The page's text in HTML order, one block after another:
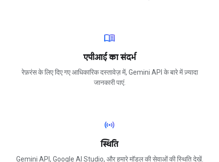
menu_book
एपीआई का संदर्भ
रेफ़रंस के लिए दिए गए आधिकारिक दस्तावेज़ में, Gemini API के बारे में ज़्यादा
जानकारी पाएं.
sensors
स्थिति
Gemini API, Google AI Studio, और हमारे मॉडल की सेवाओं की स्थिति देखें.